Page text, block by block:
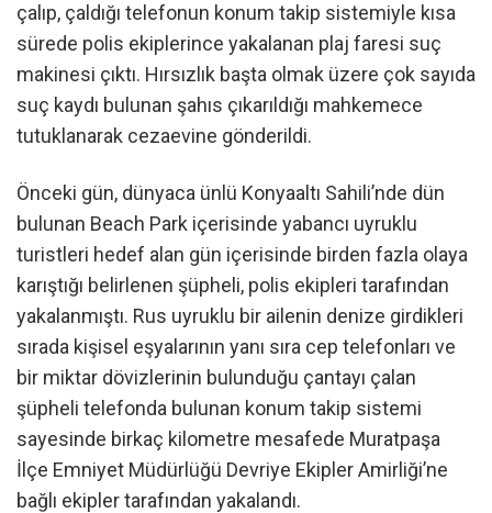
çalıp, çaldığı telefonun konum takip sistemiyle kısa
sürede polis ekiplerince yakalanan plaj faresi suç
makinesi çıktı. Hırsızlık başta olmak üzere çok sayıda
suç kaydı bulunan şahıs çıkarıldığı mahkemece
tutuklanarak cezaevine gönderildi.
Önceki gün, dünyaca ünlü Konyaaltı Sahili’nde dün
bulunan Beach Park içerisinde yabancı uyruklu
turistleri hedef alan gün içerisinde birden fazla olaya
karıştığı belirlenen şüpheli, polis ekipleri tarafından
yakalanmıştı. Rus uyruklu bir ailenin denize girdikleri
sırada kişisel eşyalarının yanı sıra cep telefonları ve
bir miktar dövizlerinin bulunduğu çantayı çalan
şüpheli telefonda bulunan konum takip sistemi
sayesinde birkaç kilometre mesafede Muratpaşa
İlçe Emniyet Müdürlüğü Devriye Ekipler Amirliği’ne
bağlı ekipler tarafından yakalandı.